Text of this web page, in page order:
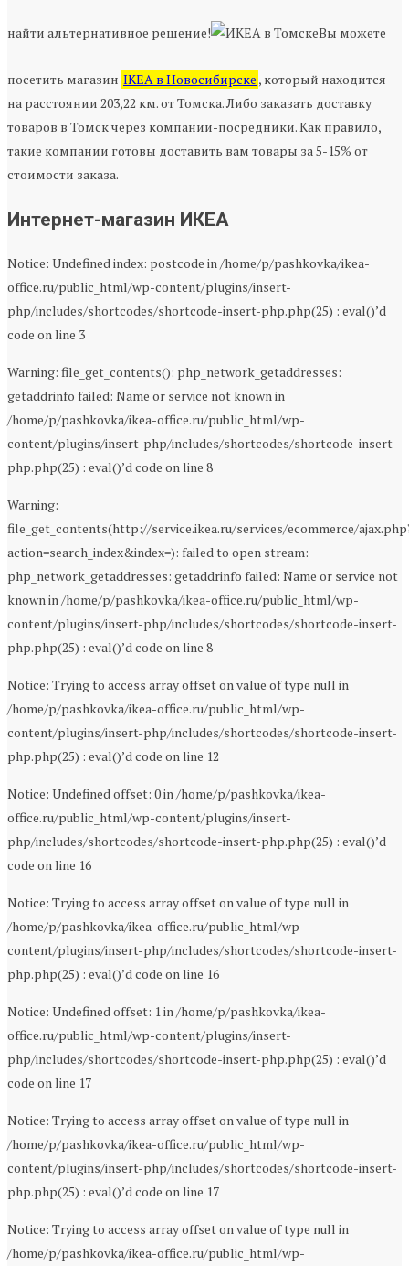
найти альтернативное решение! Вы можете
посетить магазин IKEA в Новосибирске , который находится
на расстоянии 203,22 км. от Томска. Либо заказать доставку
товаров в Томск через компании-посредники. Как правило,
такие компании готовы доставить вам товары за 5-15% от
стоимости заказа.
Интернет-магазин ИКЕА
Notice: Undefined index: postcode in /home/p/pashkovka/ikea-
office.ru/public_html/wp-content/plugins/insert-
php/includes/shortcodes/shortcode-insert-php.php(25) : eval()’d
code on line 3
Warning: file_get_contents(): php_network_getaddresses:
getaddrinfo failed: Name or service not known in
/home/p/pashkovka/ikea-office.ru/public_html/wp-
content/plugins/insert-php/includes/shortcodes/shortcode-insert-
php.php(25) : eval()’d code on line 8
Warning:
file_get_contents(http://service.ikea.ru/services/ecommerce/
action=search_index&index=): failed to open stream:
php_network_getaddresses: getaddrinfo failed: Name or service not
known in /home/p/pashkovka/ikea-office.ru/public_html/wp-
content/plugins/insert-php/includes/shortcodes/shortcode-insert-
php.php(25) : eval()’d code on line 8
Notice: Trying to access array offset on value of type null in
/home/p/pashkovka/ikea-office.ru/public_html/wp-
content/plugins/insert-php/includes/shortcodes/shortcode-insert-
php.php(25) : eval()’d code on line 12
Notice: Undefined offset: 0 in /home/p/pashkovka/ikea-
office.ru/public_html/wp-content/plugins/insert-
php/includes/shortcodes/shortcode-insert-php.php(25) : eval()’d
code on line 16
Notice: Trying to access array offset on value of type null in
/home/p/pashkovka/ikea-office.ru/public_html/wp-
content/plugins/insert-php/includes/shortcodes/shortcode-insert-
php.php(25) : eval()’d code on line 16
Notice: Undefined offset: 1 in /home/p/pashkovka/ikea-
office.ru/public_html/wp-content/plugins/insert-
php/includes/shortcodes/shortcode-insert-php.php(25) : eval()’d
code on line 17
Notice: Trying to access array offset on value of type null in
/home/p/pashkovka/ikea-office.ru/public_html/wp-
content/plugins/insert-php/includes/shortcodes/shortcode-insert-
php.php(25) : eval()’d code on line 17
Notice: Trying to access array offset on value of type null in
/home/p/pashkovka/ikea-office.ru/public_html/wp-